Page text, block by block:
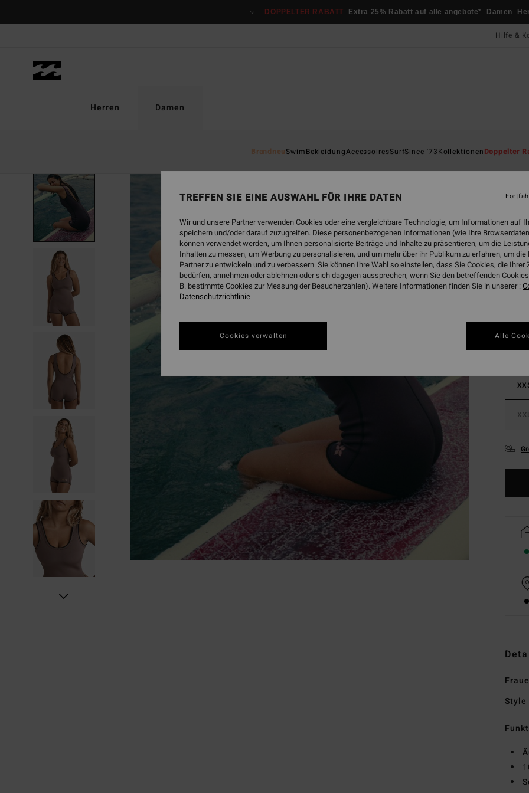
DOPPELTER RABATT Extra 25% Rabatt auf alle angebote* Damen
Hilfe &
Herren Damen
BrandneuSwimBekleidungAccessoiresSurfSince '73KollektionenDoppelter
5.0
ECO-
Farbe
Style
TREFFEN SIE EINE AUSWAHL FÜR IHRE DATEN
Wir und unsere Partner verwenden Cookies oder eine vergleichbare Technologie, um Informationen auf
speichern und/oder darauf zuzugreifen. Diese personenbezogenen Informationen (wie Ihre
können verwendet werden, um Ihnen personalisierte Beiträge und Inhalte zu präsentieren, um die
Inhalten zu messen, um Werbung zu personalisieren, und um mehr über ihr Publikum zu erfahren, um
Partner zu entwickeln und zu verbessern. Sie können Ihre Wahl so einstellen, dass Sie Cookies, die Ihrer
bedürfen, annehmen oder ablehnen oder sich dagegen aussprechen, wenn Sie den betreffenden
B. bestimmte Cookies zur Messung der Besucherzahlen). Weitere Informationen finden Sie in unserer :
Datenschutzrichtlinie
Cookies verwalten Alle